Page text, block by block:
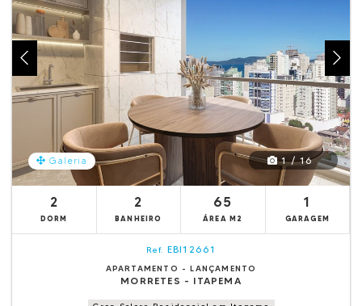
Galeria 1 / 16
2
DORM
2
BANHEIRO
65
ÁREA M2
1
GARAGEM
Ref. EBI12661
APARTAMENTO - LANÇAMENTO
MORRETES - ITAPEMA